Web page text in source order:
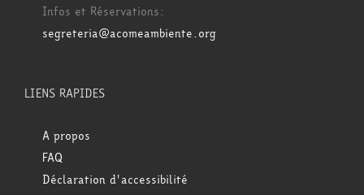
Infos et Réservations:
segreteria@acomeambiente.org
LIENS RAPIDES
A propos
FAQ
Déclaration d'accessibilité